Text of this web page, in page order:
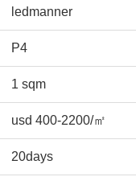
ledmanner
P4
1 sqm
usd 400-2200/㎡
20days